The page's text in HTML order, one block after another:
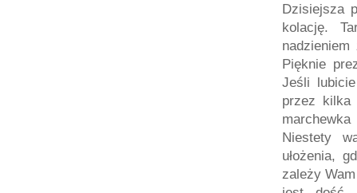
Dzisiejsza
kolację.
Pięknie
Jeśli
przez kilka
Niestety
ułożenia,
zależy